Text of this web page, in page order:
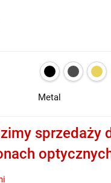
Metal
sprzedaży